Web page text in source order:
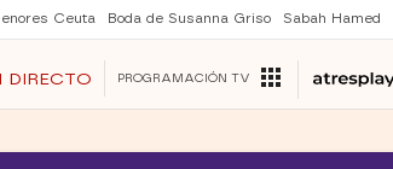
Ceuta Boda de Susanna Griso Sabah Hamed
DIRECTO PROGRAMACIÓN TV